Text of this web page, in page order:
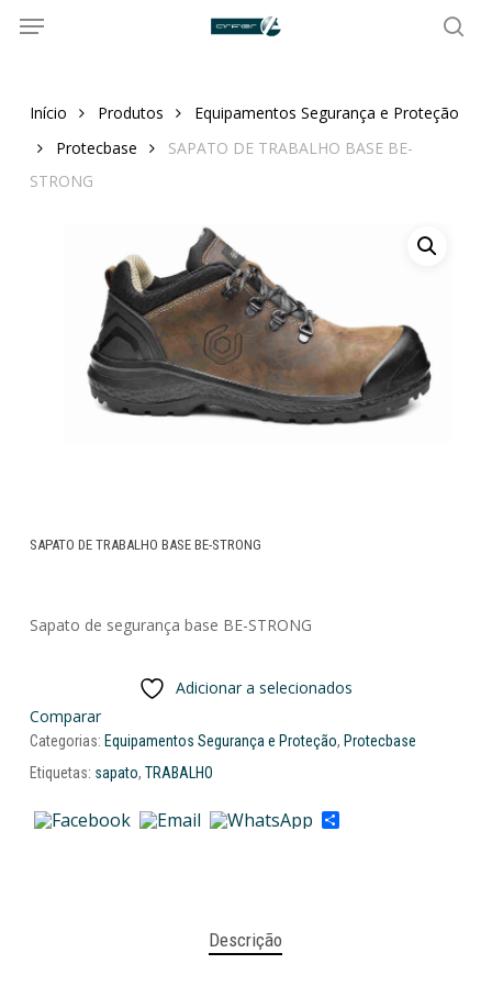
Menu
Início Produtos
Equipamentos Segurança e Proteção
Protecbase
SAPATO DE TRABALHO BASE BE-
STRONG
SAPATO DE TRABALHO BASE BE-STRONG
Sapato de segurança base BE-STRONG
Adicionar a selecionados
Comparar
Categorias: Equipamentos Segurança e Proteção, Protecbase
Etiquetas: sapato, TRABALHO
Share
Descrição